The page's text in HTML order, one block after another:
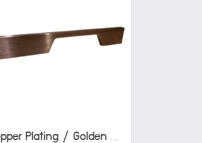
Copper Plating / Golden Brush